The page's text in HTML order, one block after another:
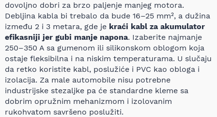
dovoljno dobri za brzo paljenje manjeg motora.
Debljina kabla bi trebalo da bude 16–25 mm², a dužina
između 2 i 3 metara, gde je kraći kabl za akumulator
efikasniji jer gubi manje napona. Izaberite najmanje
250–350 A sa gumenom ili silikonskom oblogom koja
ostaje fleksibilna i na niskim temperaturama. U slučaju
da retko koristite kabl, poslužiće i PVC kao obloga i
izolacija. Za male automobile nisu potrebne
industrijske stezaljke pa će standardne kleme sa
dobrim opružnim mehanizmom i izolovanim
rukohvatom savršeno poslužiti.